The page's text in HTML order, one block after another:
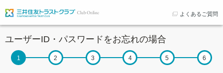
よくあるご質問
ユーザーID・パスワードをお忘れの場合